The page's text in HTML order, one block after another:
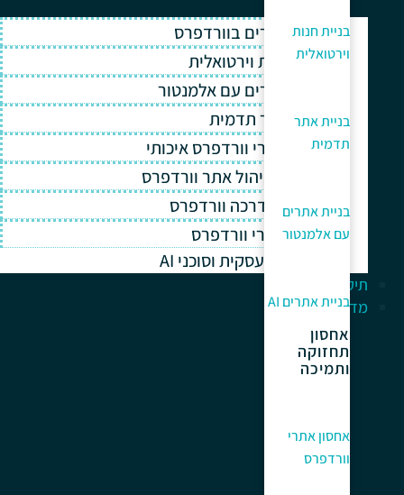
בניית חנות
וירטואלית
בניית אתר
תדמית
בניית אתרים
עם אלמנטור
בניית אתרים AI
אחסון
תחזוקה
ותמיכה
אחסון אתרי
וורדפרס
בניית אתרים בוורדפרס
בניית חנות וירטואלית
בניית אתרים עם אלמנטור
בניית אתר תדמית
אחסון אתרי וורדפרס איכותי
תחזוקה וניהול אתר וורדפרס
תמיכה והדרכה וורדפרס
קידום אתרי וורדפרס
אוטומציה עסקית וסוכני AI
תיק עבודות
מדריך למתחלים